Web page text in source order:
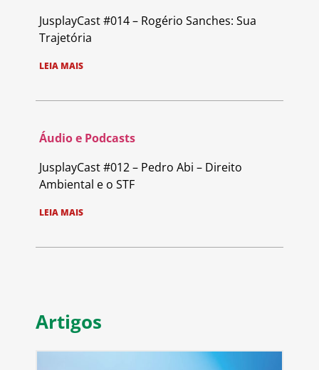
JusplayCast #014 – Rogério Sanches: Sua
Trajetória
LEIA MAIS
Áudio e Podcasts
JusplayCast #012 – Pedro Abi – Direito
Ambiental e o STF
LEIA MAIS
Artigos